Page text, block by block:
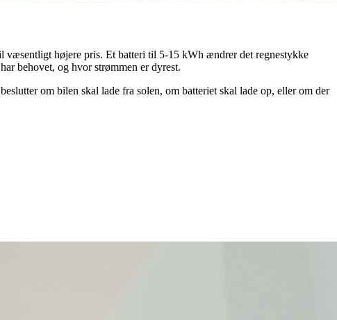
væsentligt højere pris. Et batteri til 5-15 kWh ændrer det regnestykke
behovet, og hvor strømmen er dyrest.
om bilen skal lade fra solen, om batteriet skal lade op, eller om der